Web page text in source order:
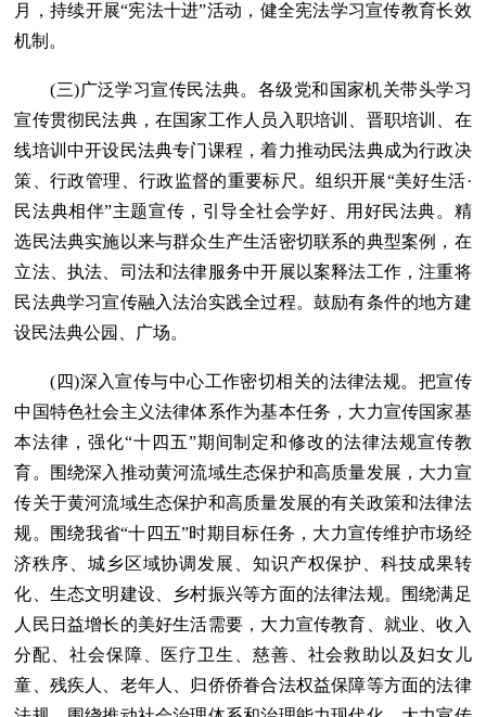
月，持续开展“宪法十进”活动，健全宪法学习宣传教育长效
机制。
(三)广泛学习宣传民法典。各级党和国家机关带头学习
宣传贯彻民法典，在国家工作人员入职培训、晋职培训、在
线培训中开设民法典专门课程，着力推动民法典成为行政决
策、行政管理、行政监督的重要标尺。组织开展“美好生活·
民法典相伴”主题宣传，引导全社会学好、用好民法典。精
选民法典实施以来与群众生产生活密切联系的典型案例，在
立法、执法、司法和法律服务中开展以案释法工作，注重将
民法典学习宣传融入法治实践全过程。鼓励有条件的地方建
设民法典公园、广场。
(四)深入宣传与中心工作密切相关的法律法规。把宣传
中国特色社会主义法律体系作为基本任务，大力宣传国家基
本法律，强化“十四五”期间制定和修改的法律法规宣传教
育。围绕深入推动黄河流域生态保护和高质量发展，大力宣
传关于黄河流域生态保护和高质量发展的有关政策和法律法
规。围绕我省“十四五”时期目标任务，大力宣传维护市场经
济秩序、城乡区域协调发展、知识产权保护、科技成果转
化、生态文明建设、乡村振兴等方面的法律法规。围绕满足
人民日益增长的美好生活需要，大力宣传教育、就业、收入
分配、社会保障、医疗卫生、慈善、社会救助以及妇女儿
童、残疾人、老年人、归侨侨眷合法权益保障等方面的法律